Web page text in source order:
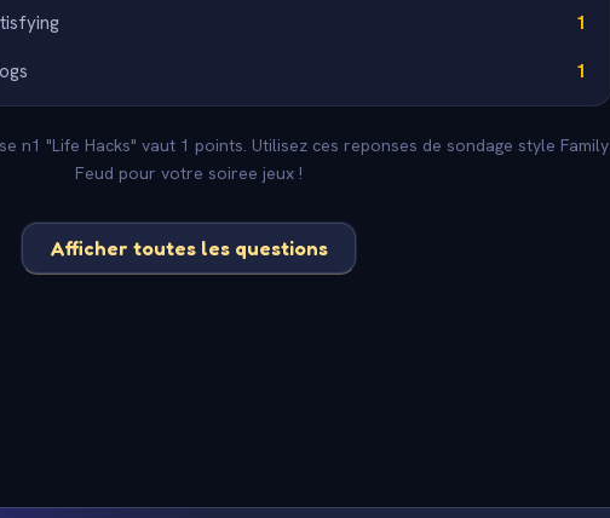
1
1
n1 "Life Hacks" vaut 1 points. Utilisez ces reponses de sondage style Family
Feud pour votre soiree jeux !
Afficher toutes les questions